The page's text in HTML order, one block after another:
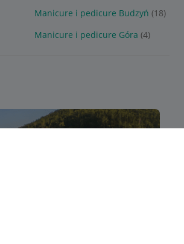
Manicure i pedicure Budzyń (18)
Manicure i pedicure Góra (4)